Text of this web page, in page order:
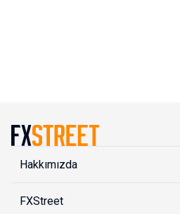
Hakkımızda
FXStreet